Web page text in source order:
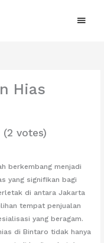
Main
Hias
votes)
berkembang menjadi
yang signifikan bagi
di antara Jakarta
tempat penjualan
yang beragam.
di Bintaro tidak hanya